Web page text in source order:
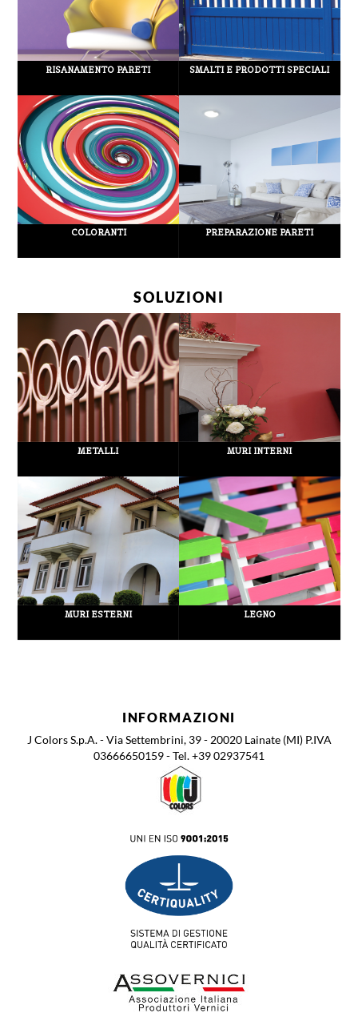
RISANAMENTO PARETI
COLORANTI
SMALTI E PRODOTTI SPECIALI
PREPARAZIONE PARETI
SOLUZIONI
METALLI MURI INTERNI
MURI ESTERNI LEGNO
INFORMAZIONI
J Colors S.p.A. - Via Settembrini, 39 - 20020 Lainate (MI) P.IVA
03666650159 - Tel. +39 02937541